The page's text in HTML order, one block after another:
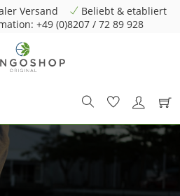
Versand
Beliebt & etabliert
+49 (0)8207 / 72 89 928